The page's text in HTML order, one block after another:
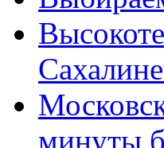
минуты